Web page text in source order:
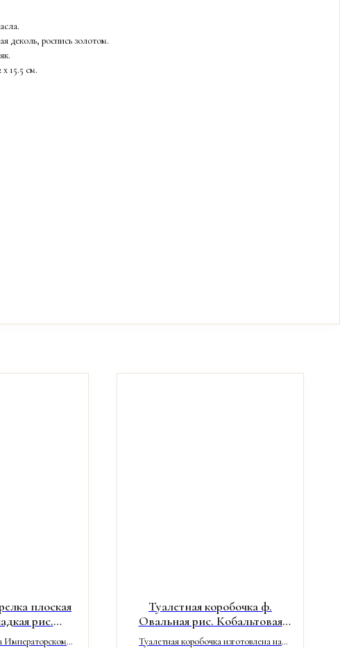
деколь, роспись золотом.
15.5 см.
плоская
рис.
сетка
Императорском
Туалетная коробочка ф.
Овальная рис. Кобальтовая
сетка
Туалетная коробочка изготовлена на